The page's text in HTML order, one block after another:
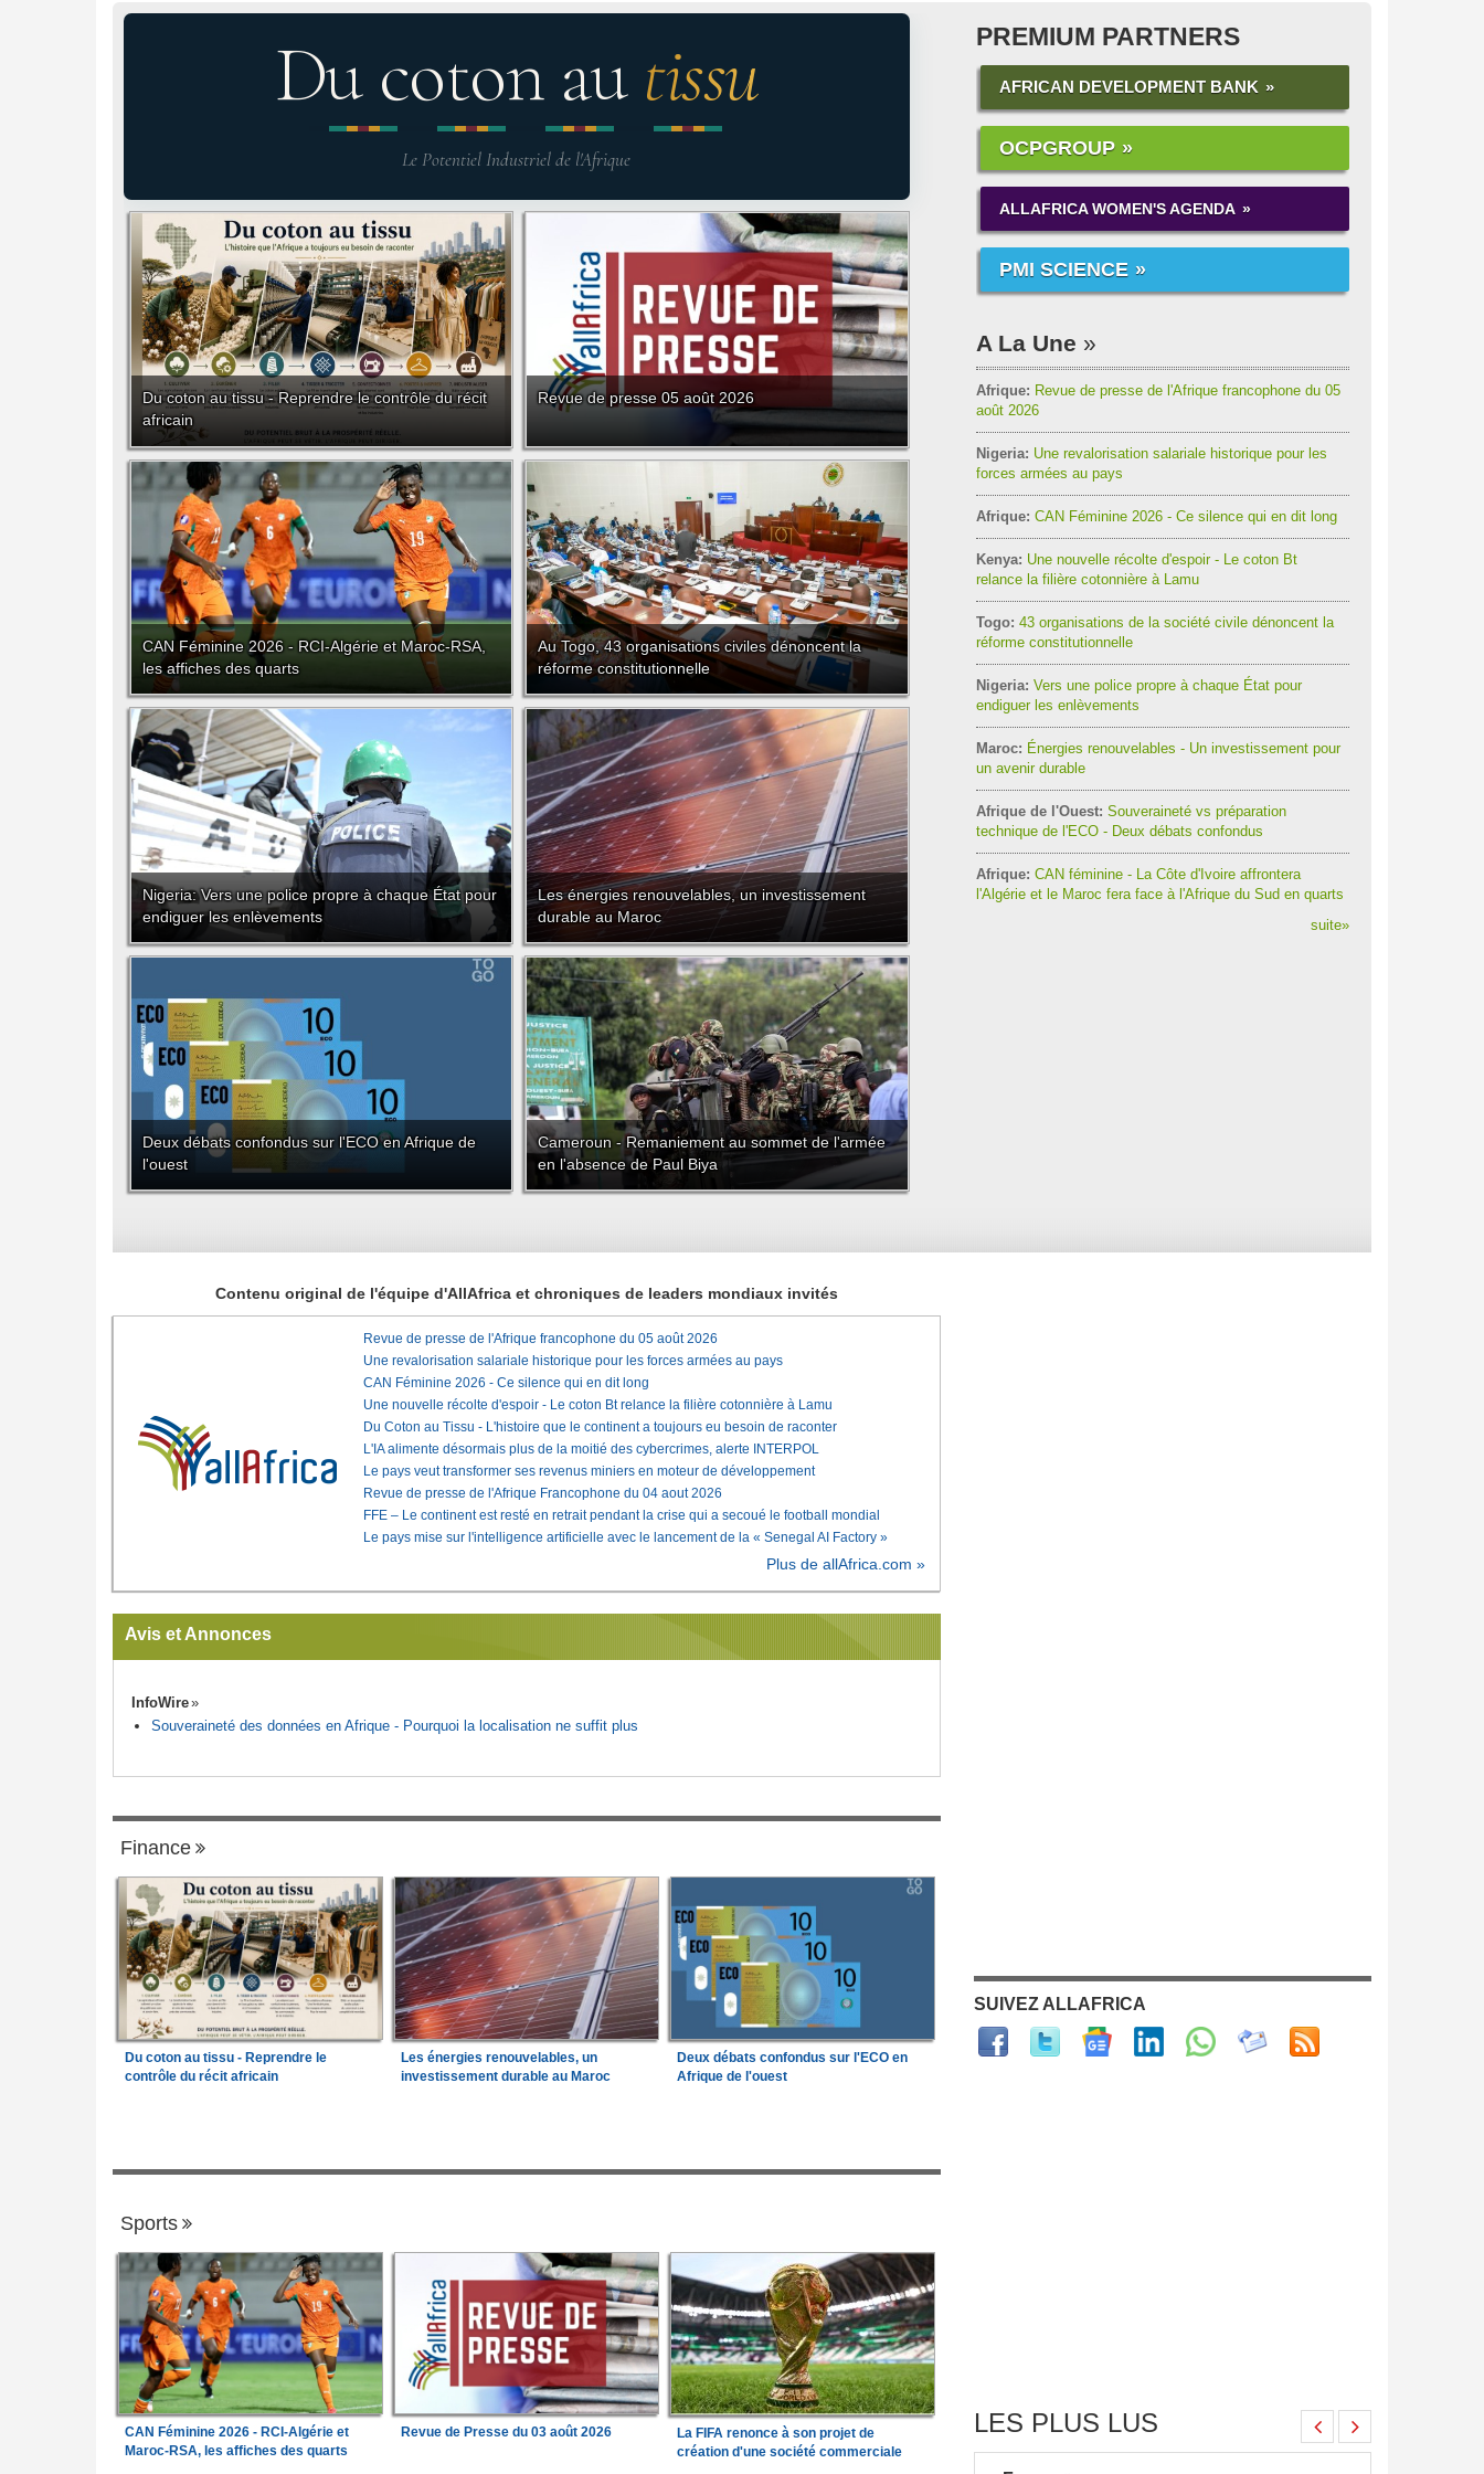
Du coton au tissu
Le Potentiel Industriel de l'Afrique
Du coton au tissu - Reprendre le contrôle du récit
africain
Revue de presse 05 août 2026
CAN Féminine 2026 - RCI-Algérie et Maroc-RSA,
les affiches des quarts
Au Togo, 43 organisations civiles dénoncent la
réforme constitutionnelle
Nigeria: Vers une police propre à chaque État pour
endiguer les enlèvements
Les énergies renouvelables, un investissement
durable au Maroc
Deux débats confondus sur l'ECO en Afrique de
l'ouest
Cameroun - Remaniement au sommet de l'armée
en l'absence de Paul Biya
PREMIUM PARTNERS
AFRICAN DEVELOPMENT BANK
OCPGROUP
ALLAFRICA WOMEN'S AGENDA
PMI SCIENCE
A La Une
Afrique: Revue de presse de l'Afrique francophone du 05
août 2026
Nigeria: Une revalorisation salariale historique pour les
forces armées au pays
Afrique: CAN Féminine 2026 - Ce silence qui en dit long
Kenya: Une nouvelle récolte d'espoir - Le coton Bt
relance la filière cotonnière à Lamu
Togo: 43 organisations de la société civile dénoncent la
réforme constitutionnelle
Nigeria: Vers une police propre à chaque État pour
endiguer les enlèvements
Maroc: Énergies renouvelables - Un investissement pour
un avenir durable
Afrique de l'Ouest: Souveraineté vs préparation
technique de l'ECO - Deux débats confondus
Afrique: CAN féminine - La Côte d'Ivoire affrontera
l'Algérie et le Maroc fera face à l'Afrique du Sud en quarts
suite»
Contenu original de l'équipe d'AllAfrica et chroniques de leaders mondiaux invités
Revue de presse de l'Afrique francophone du 05 août 2026
Une revalorisation salariale historique pour les forces armées au pays
CAN Féminine 2026 - Ce silence qui en dit long
Une nouvelle récolte d'espoir - Le coton Bt relance la filière cotonnière à Lamu
Du Coton au Tissu - L'histoire que le continent a toujours eu besoin de raconter
L'IA alimente désormais plus de la moitié des cybercrimes, alerte INTERPOL
Le pays veut transformer ses revenus miniers en moteur de développement
Revue de presse de l'Afrique Francophone du 04 aout 2026
FFE – Le continent est resté en retrait pendant la crise qui a secoué le football mondial
Le pays mise sur l'intelligence artificielle avec le lancement de la « Senegal AI Factory »
Plus de allAfrica.com »
Avis et Annonces
InfoWire
Souveraineté des données en Afrique - Pourquoi la localisation ne suffit plus
Finance
Du coton au tissu - Reprendre le
contrôle du récit africain
Les énergies renouvelables, un
investissement durable au Maroc
Deux débats confondus sur l'ECO en
Afrique de l'ouest
Sports
CAN Féminine 2026 - RCI-Algérie et
Maroc-RSA, les affiches des quarts
Revue de Presse du 03 août 2026
La FIFA renonce à son projet de
création d'une société commerciale
SUIVEZ ALLAFRICA
LES PLUS LUS